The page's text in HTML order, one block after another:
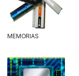
MEMORIAS